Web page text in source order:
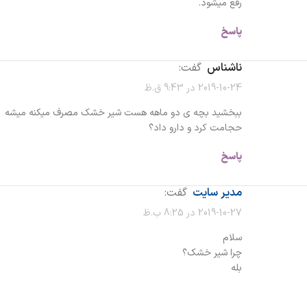
رفع میشود.
پاسخ
ناشناس گفت:
2019-10-24 در 9:43 ق.ظ
ببخشید بچه ی دو ماهه هست شیر خشک مصرف میکنه میشه
حجامت کرد و دارو داد؟
پاسخ
مدیر سایت گفت:
2019-10-27 در 8:25 ب.ظ
سلام
چرا شیر خشک؟
بله